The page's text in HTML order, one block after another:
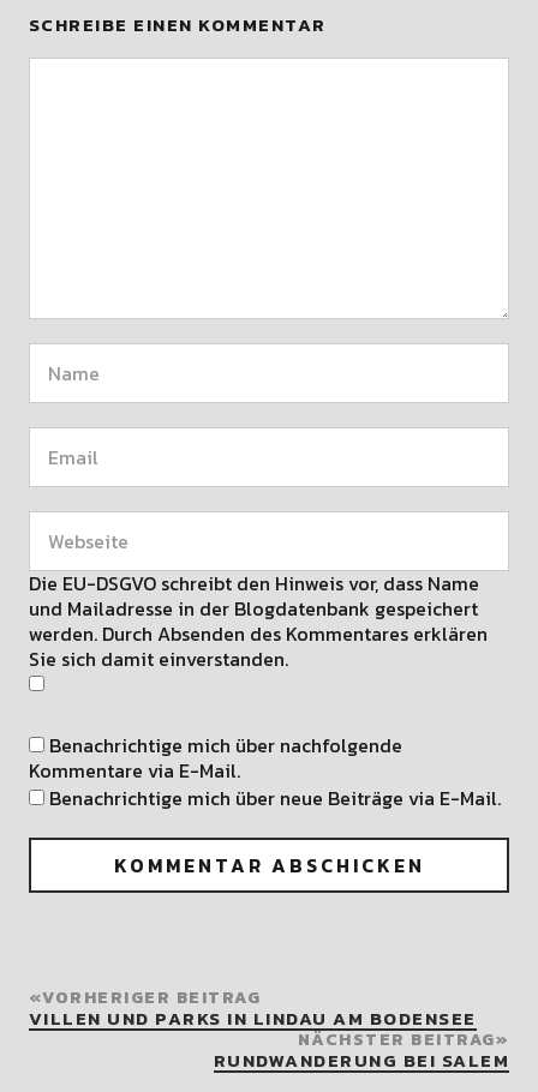
SCHREIBE EINEN KOMMENTAR
Die EU-DSGVO schreibt den Hinweis vor, dass Name
und Mailadresse in der Blogdatenbank gespeichert
werden. Durch Absenden des Kommentares erklären
Sie sich damit einverstanden.
Benachrichtige mich über nachfolgende
Kommentare via E-Mail.
Benachrichtige mich über neue Beiträge via E-Mail.
VORHERIGER BEITRAG
VILLEN UND PARKS IN LINDAU AM BODENSEE
NÄCHSTER BEITRAG
RUNDWANDERUNG BEI SALEM